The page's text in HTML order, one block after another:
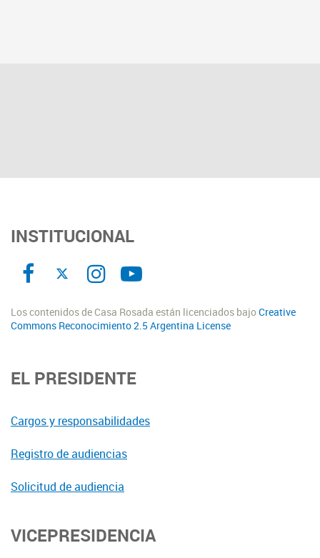
INSTITUCIONAL
Los contenidos de Casa Rosada están licenciados bajoCreative
Commons Reconocimiento 2.5 Argentina License
EL PRESIDENTE
Cargos y responsabilidades
Registro de audiencias
Solicitud de audiencia
VICEPRESIDENCIA